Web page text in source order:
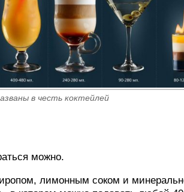
в честь коктейлей
можно.
лимонным соком и